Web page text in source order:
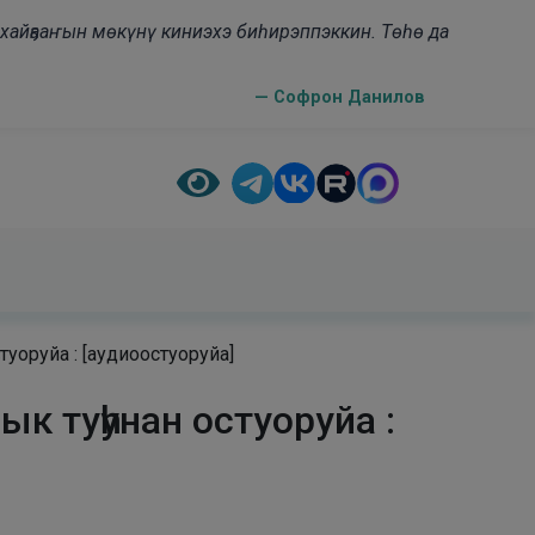
мөкүнү киниэхэ биһирэппэккин. Төһө да
— Софрон Данилов
: [аудиоостуоруйа]
туһунан остуоруйа :